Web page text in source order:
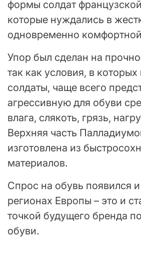
формы солдат
которые нуждались в
одновременно
Упор был сделан на
так как условия, в
солдаты, чаще всего
агрессивную для обуви
влага, слякоть, грязь,
Верхняя часть
изготовлена из
материалов.
Спрос на обувь появился
регионах Европы – это и
точкой будущего бренда
обуви.